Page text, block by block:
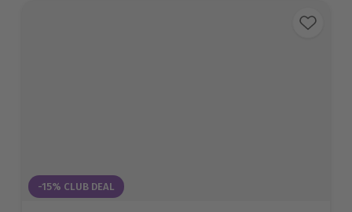
-15% CLUB DEAL